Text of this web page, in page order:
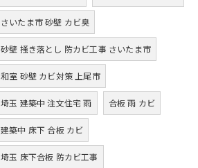
さいたま市 砂壁 カビ臭
砂壁 掻き落とし 防カビ工事 さいたま市
和室 砂壁 カビ対策 上尾市
埼玉 建築中 注文住宅 雨 合板 雨 カビ
建築中 床下 合板 カビ
埼玉 床下合板 防カビ工事